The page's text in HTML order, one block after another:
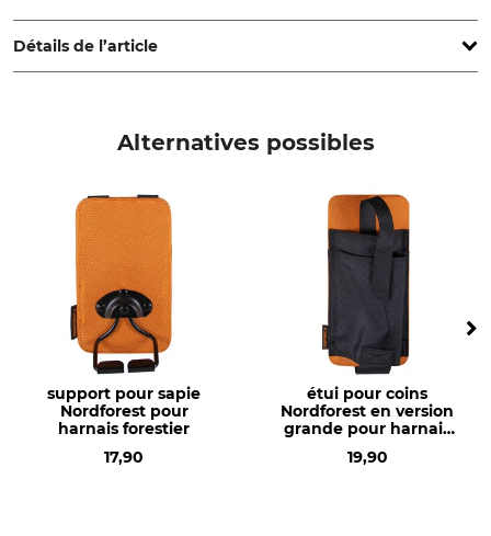
www.dl-forstservice.de
Détails de l’article
pour système de port à
l'épaule
Alternatives possibles
support pour sapie
Nordforest pour
harnais forestier
17,90
étui pour coins
Nordforest en version
grande pour harnais
19,90